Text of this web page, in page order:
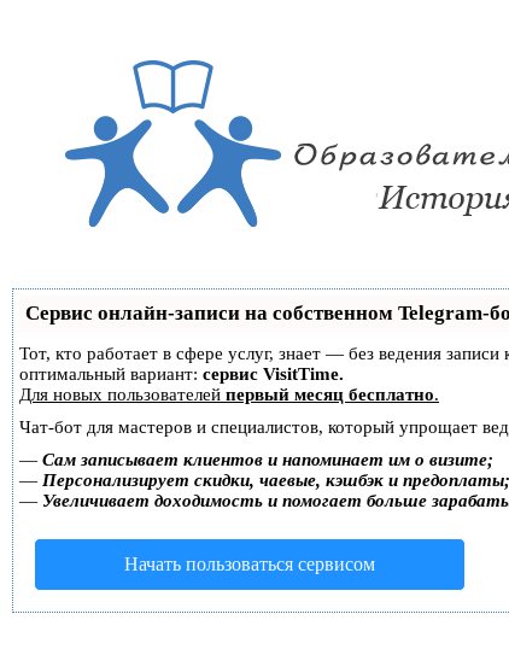
Сервис онлайн-записи на собственном Telegram-
Тот, кто работает в сфере услуг, знает — без ведения
оптимальный вариант: сервис VisitTime.
Для новых пользователей первый месяц бесплатно.
Чат-бот для мастеров и специалистов, который упрощает
— Сам записывает клиентов и напоминает им о визите;
— Персонализирует скидки, чаевые, кэшбэк и предоплаты;
— Увеличивает доходимость и помогает больше
Начать пользоваться сервисом